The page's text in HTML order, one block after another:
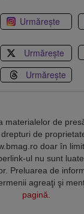
Urmărește
Urmărește
Urmărește
materialelor de
de
doar în
ul nu sunt
Preluarea de
agreaţi şi
pagină.